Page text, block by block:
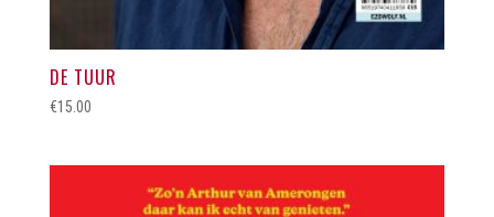
DE TUUR
€15.00